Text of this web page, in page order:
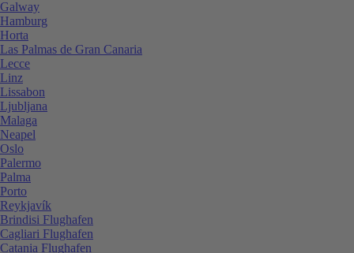
Galway
Hamburg
Horta
Las Palmas de Gran Canaria
Lecce
Linz
Lissabon
Ljubljana
Malaga
Neapel
Oslo
Palermo
Palma
Porto
Reykjavík
Brindisi Flughafen
Cagliari Flughafen
Catania Flughafen